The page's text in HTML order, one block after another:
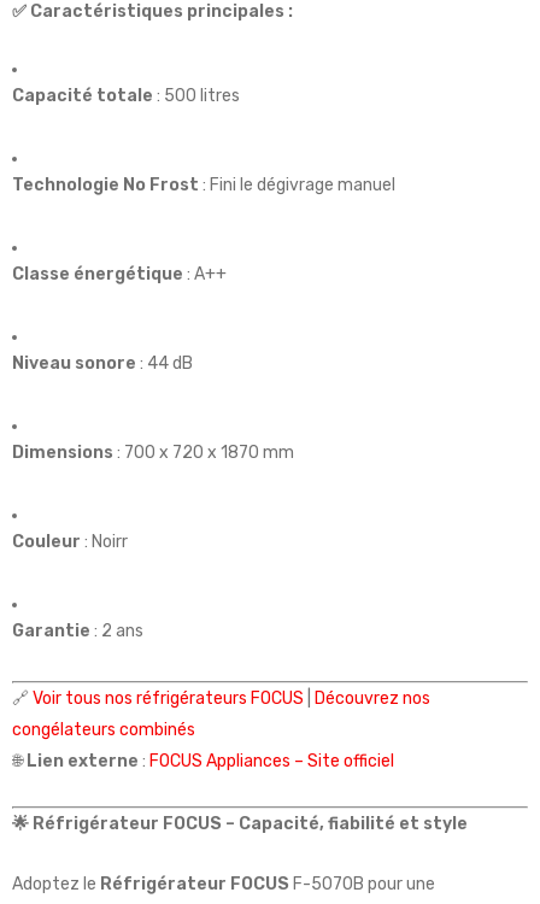
✅ Caractéristiques principales :
Capacité totale : 500 litres
Technologie No Frost : Fini le dégivrage manuel
Classe énergétique : A++
Niveau sonore : 44 dB
Dimensions : 700 x 720 x 1870 mm
Couleur : Noirr
Garantie : 2 ans
🔗 Voir tous nos réfrigérateurs FOCUS
Découvrez nos
congélateurs combinés
🌐 Lien externe : FOCUS Appliances – Site officiel
🌟 Réfrigérateur FOCUS – Capacité, fiabilité et style
Adoptez le Réfrigérateur FOCUS F-5070B pour une